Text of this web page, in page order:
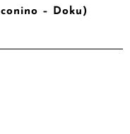
– Doku)